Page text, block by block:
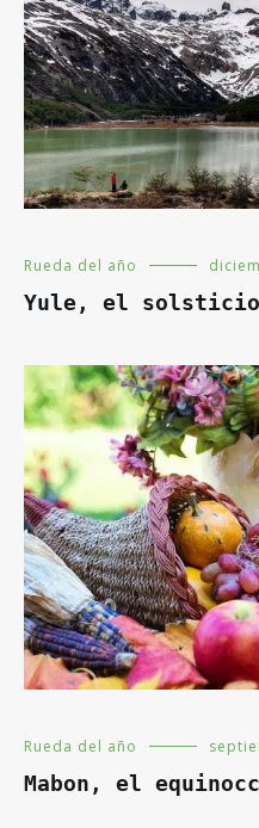
Rueda del año
Yule, el
Rueda del año
Mabon, el